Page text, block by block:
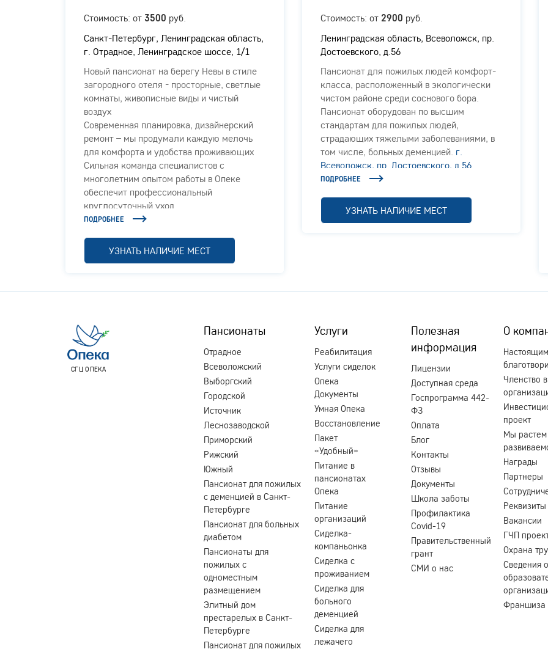
Стоимость: от 3500 руб.
Санкт-Петербург, Ленинградская область,
г. Отрадное, Ленинградское шоссе, 1/1
Новый пансионат на берегу Невы в стиле
загородного отеля - просторные, светлые
комнаты, живописные виды и чистый
воздух
Современная планировка, дизайнерский
ремонт – мы продумали каждую мелочь
для комфорта и удобства проживающих
Сильная команда специалистов с
многолетним опытом работы в Опеке
обеспечит профессиональный
круглосуточный уход
ПОДРОБНЕЕ
УЗНАТЬ НАЛИЧИЕ МЕСТ
Стоимость: от 2900 руб.
Ленинградская область, Всеволожск, пр.
Достоевского, д.56
Пансионат для пожилых людей комфорт-
класса, расположенный в экологически
чистом районе среди соснового бора.
Пансионат оборудован по высшим
стандартам для пожилых людей,
страдающих тяжелыми заболеваниями, в
том числе, больных деменцией. г.
Всеволожск, пр. Достоевского, д.56
ПОДРОБНЕЕ
УЗНАТЬ НАЛИЧИЕ МЕСТ
СГЦ ОПЕКА
Пансионаты
Отрадное
Всеволожский
Выборгский
Городской
Источник
Леснозаводской
Приморский
Рижский
Южный
Пансионат для пожилых
с деменцией в Санкт-
Петербурге
Пансионат для больных
диабетом
Пансионаты для
пожилых с
одноместным
размещением
Элитный дом
престарелых в Санкт-
Петербурге
Пансионат для пожилых
Услуги
Реабилитация
Услуги сиделок
Опека
Документы
Умная Опека
Восстановление
Пакет
«Удобный»
Питание в
пансионатах
Опека
Питание
организаций
Сиделка-
компаньонка
Сиделка с
проживанием
Сиделка для
больного
деменцией
Сиделка для
лежачего
Полезная
информация
Лицензии
Доступная среда
Госпрограмма 442-
ФЗ
Оплата
Блог
Контакты
Отзывы
Документы
Школа заботы
Профилактика
Covid-19
Правительственный
грант
СМИ о нас
О
Настоящим
Членство в
проект
Мы
Награды
Партнеры
Вакансии
ГЧП
Охрана
Сведения
Франшиза